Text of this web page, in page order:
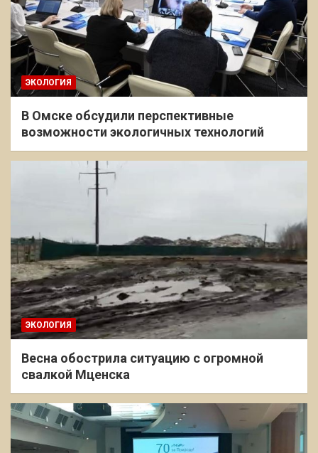
ЭКОЛОГИЯ
В Омске обсудили перспективные
возможности экологичных технологий
ЭКОЛОГИЯ
Весна обострила ситуацию с огромной
свалкой Мценска